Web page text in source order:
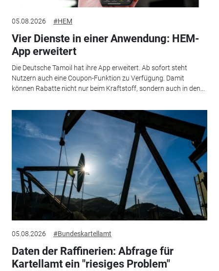
05.08.2026 #HEM
Vier Dienste in einer Anwendung: HEM-
App erweitert
Die Deutsche Tamoil hat ihre App erweitert. Ab sofort steht
Nutzern auch eine Coupon-Funktion zu Verfügung. Damit
können Rabatte nicht nur beim Kraftstoff, sondern auch in den...
05.08.2026 #Bundeskartellamt
Daten der Raffinerien: Abfrage für
Kartellamt ein "riesiges Problem"